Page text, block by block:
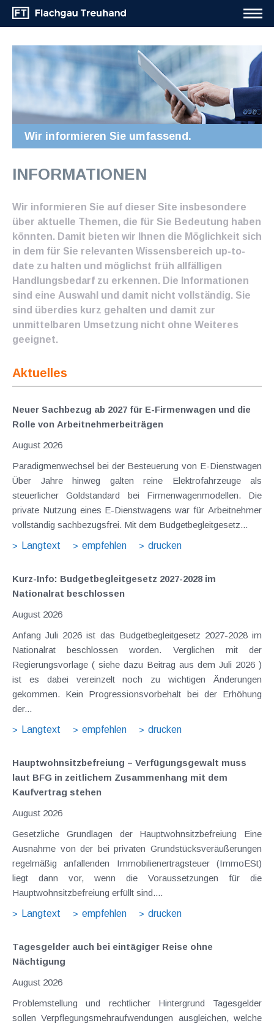
Wir informieren Sie umfassend.
INFORMATIONEN
Wir informieren Sie auf dieser Site insbesondere
über aktuelle Themen, die für Sie Bedeutung haben
könnten. Damit bieten wir Ihnen die Möglichkeit sich
in dem für Sie relevanten Wissensbereich up-to-
date zu halten und möglichst früh allfälligen
Handlungsbedarf zu erkennen. Die Informationen
sind eine Auswahl und damit nicht vollständig. Sie
sind überdies kurz gehalten und damit zur
unmittelbaren Umsetzung nicht ohne Weiteres
geeignet.
Aktuelles
Neuer Sachbezug ab 2027 für E-Firmenwagen und die
Rolle von Arbeitnehmer​­beiträgen
August 2026
Paradigmenwechsel bei der Besteuerung von E-Dienstwagen
Über Jahre hinweg galten reine Elektrofahrzeuge als
steuerlicher Goldstandard bei Firmenwagenmodellen. Die
private Nutzung eines E-Dienstwagens war für Arbeitnehmer
vollständig sachbezugsfrei. Mit dem Budgetbegleitgesetz...
Langtext
empfehlen drucken
Kurz-Info: Budgetbegleitgesetz 2027-2028 im
Nationalrat beschlossen
August 2026
Anfang Juli 2026 ist das Budgetbegleitgesetz 2027-2028 im
Nationalrat beschlossen worden. Verglichen mit der
Regierungsvorlage ( siehe dazu Beitrag aus dem Juli 2026 )
ist es dabei vereinzelt noch zu wichtigen Änderungen
gekommen. Kein Progressionsvorbehalt bei der Erhöhung
der...
Langtext
empfehlen drucken
Hauptwohnsitz​­befreiung – Verfügungsgewalt muss
laut BFG in zeitlichem Zusammenhang mit dem
Kaufvertrag stehen
August 2026
Gesetzliche Grundlagen der Hauptwohnsitzbefreiung Eine
Ausnahme von der bei privaten Grundstücksveräußerungen
regelmäßig anfallenden Immobilienertragsteuer (ImmoESt)
liegt dann vor, wenn die Voraussetzungen für die
Hauptwohnsitzbefreiung erfüllt sind....
Langtext
empfehlen drucken
Tagesgelder auch bei eintägiger Reise ohne
Nächtigung
August 2026
Problemstellung und rechtlicher Hintergrund Tagesgelder
sollen Verpflegungsmehraufwendungen ausgleichen, welche